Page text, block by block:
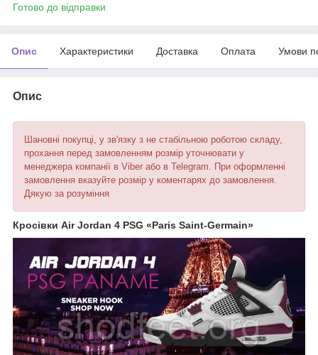
Готово до відправки
Опис Характеристики Доставка Оплата Умови
Опис
Шановні покупці, у зв'язку з не стабільною роботою складу,
прохання перед замовленням розмір уточнювати у
менеджера компанії в Viber або в Telegram. При оформленні
замовлення вказуйте розмір у коментарях до замовлення.
Дякую за розуміння
Кросівки Air Jordan 4 PSG «Paris Saint-Germain»